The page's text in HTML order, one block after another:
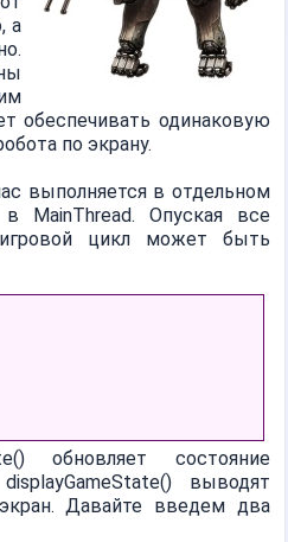
а
обеспечивать одинаковую
по экрану.
выполняется в отдельном
MainThread. Опуская все
цикл может быть
обновляет состояние
выводят
Давайте введем два